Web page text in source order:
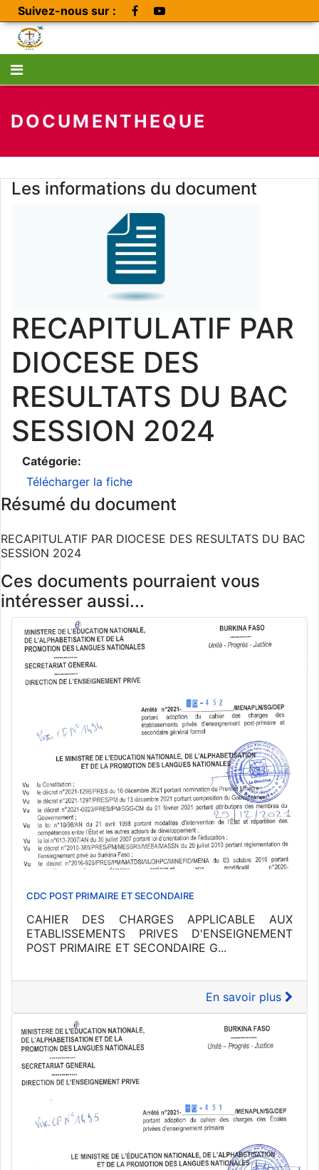
Suivez-nous sur :
DOCUMENTHEQUE
Les informations du document
RECAPITULATIF PAR
DIOCESE DES
RESULTATS DU BAC
SESSION 2024
Catégorie:
Télécharger la fiche
Résumé du document
RECAPITULATIF PAR DIOCESE DES RESULTATS DU BAC
SESSION 2024
Ces documents pourraient vous
intéresser aussi...
CDC POST PRIMAIRE ET SECONDAIRE
CAHIER DES CHARGES APPLICABLE AUX
ETABLISSEMENTS PRIVES D'ENSEIGNEMENT
POST PRIMAIRE ET SECONDAIRE G...
En savoir plus